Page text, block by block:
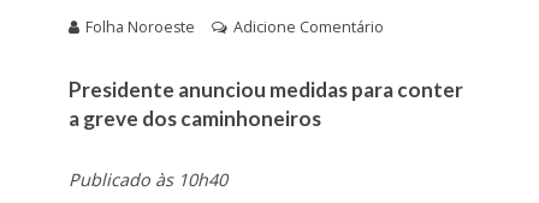
Folha Noroeste Adicione Comentário
Presidente anunciou medidas para conter
a greve dos caminhoneiros
Publicado às 10h40